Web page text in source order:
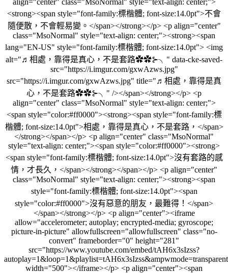
<strong><span style="font-family:標楷體; font-size:14.0pt">不會
隨便散，不會輕易變。</span></strong></p> <p align="center"
class="MsoNormal" style="text-align: center;"><strong><span
lang="EN-US" style="font-family:標楷體; font-size:14.0pt"> <img
alt="♬相處，靠得是真心，不是套路✿✿⊱╮" data-cke-saved-
src="https://i.imgur.com/gxwAzws.jpg"
src="https://i.imgur.com/gxwAzws.jpg" title="♬相處，靠得是真
心，不是套路✿✿⊱╮" /></span></strong></p> <p
align="center" class="MsoNormal" style="text-align: center;">
<span style="color:#ff0000"><strong><span style="font-family:標
楷體; font-size:14.0pt">相處，靠得是真心，不是套路，</span>
</strong></span></p> <p align="center" class="MsoNormal"
style="text-align: center;"><span style="color:#ff0000"><strong>
<span style="font-family:標楷體; font-size:14.0pt">沒有套路的感
情，才長久，</span></strong></span></p> <p align="center"
class="MsoNormal" style="text-align: center;"><strong><span
style="font-family:標楷體; font-size:14.0pt"><span
style="color:#ff0000">沒有惡意的朋友，最難得！</span>
</span></strong></p> <p align="center"><iframe
allow="accelerometer; autoplay; encrypted-media; gyroscope;
picture-in-picture" allowfullscreen="allowfullscreen" class="no-
convert" frameborder="0" height="281"
src="https://www.youtube.com/embed/tAH6x3sIzss?
width="500"></iframe></p> <p align="center"><span